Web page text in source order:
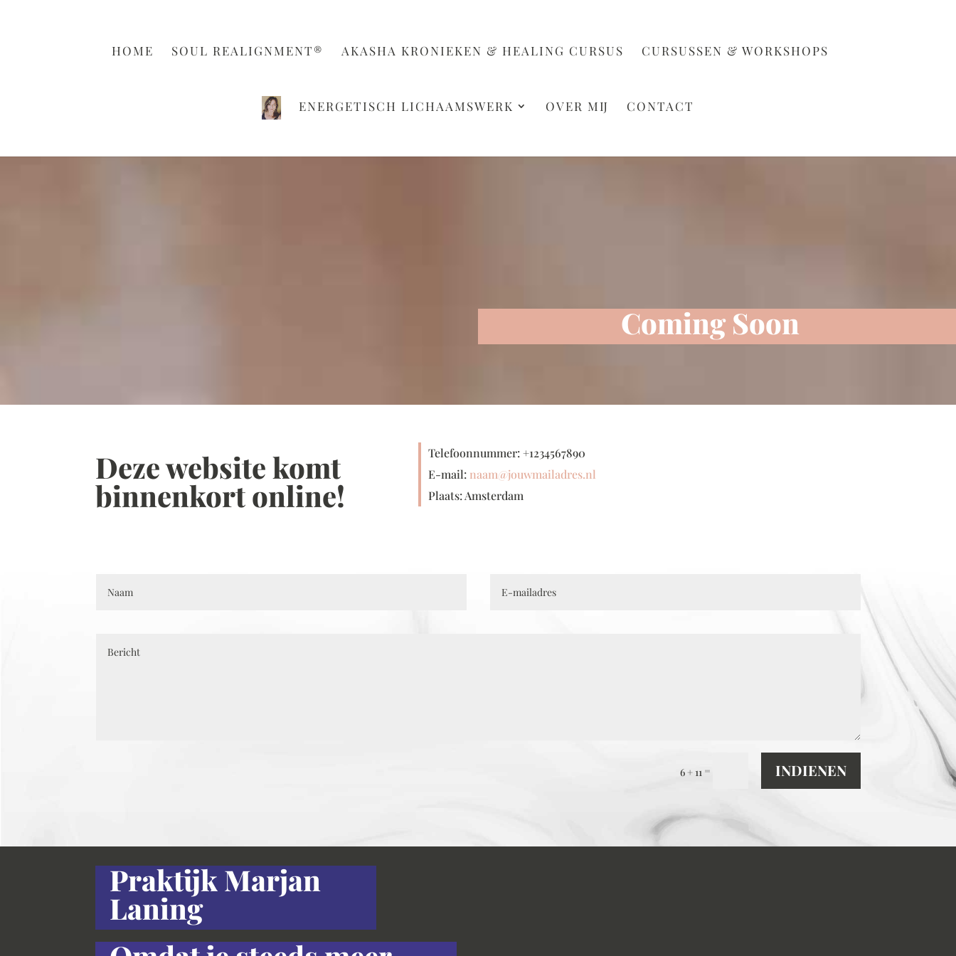
HOME SOUL REALIGNMENT® AKASHA KRONIEKEN & HEALING CURSUS CURSUSSEN & WORKSHOPS
ENERGETISCH LICHAAMSWERK OVER MIJ CONTACT
Coming Soon
Deze website komt
binnenkort online!
Telefoonnummer: +1234567890
E-mail: naam@jouwmailadres.nl
Plaats: Amsterdam
6 + 11 = INDIENEN
Praktijk Marjan
Laning